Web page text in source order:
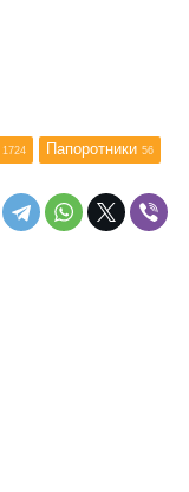
1724 Папоротники 56